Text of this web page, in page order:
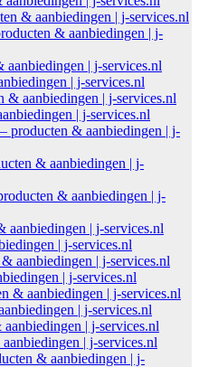
& aanbiedingen | j-services.nl
& aanbiedingen | j-
| j-services.nl
| j-services.nl
aanbiedingen | j-services.nl
| j-services.nl
producten & aanbiedingen | j-
& aanbiedingen | j-
& aanbiedingen | j-
aanbiedingen | j-services.nl
| j-services.nl
aanbiedingen | j-services.nl
| j-services.nl
& aanbiedingen | j-services.nl
| j-services.nl
| j-services.nl
| j-services.nl
& aanbiedingen | j-